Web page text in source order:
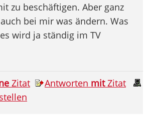
zu beschäftigen. Aber ganz
bei mir was ändern. Was
wird ja ständig im TV
Zitat Antworten mitZitat